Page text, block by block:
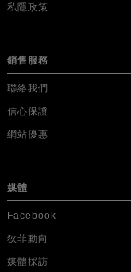
私隱政策
銷售服務
聯絡我們
信心保證
網站優惠
媒體
Facebook
狄菲動向
媒體採訪